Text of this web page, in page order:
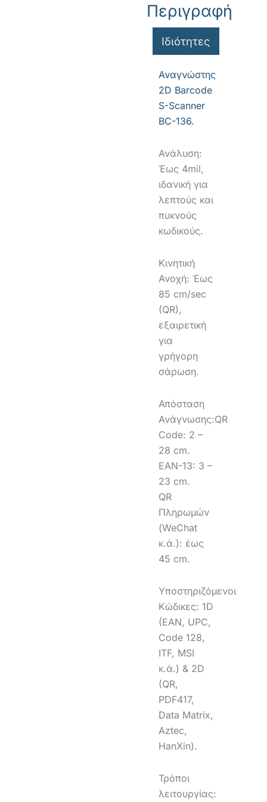
Περιγραφή
Ιδιότητες
Αναγνώστης
2D Barcode
S-Scanner
BC-136.
Ανάλυση:
Έως 4mil,
ιδανική για
λεπτούς και
πυκνούς
κωδικούς.
Κινητική
Ανοχή: Έως
85 cm/sec
(QR),
εξαιρετική
για
γρήγορη
σάρωση.
Απόσταση
Ανάγνωσης:QR
Code: 2 –
28 cm.
EAN-13: 3 –
23 cm.
QR
Πληρωμών
(WeChat
κ.ά.): έως
45 cm.
Υποστηριζόμενοι
Κώδικες: 1D
(EAN, UPC,
Code 128,
ITF, MSI
κ.ά.) & 2D
(QR,
PDF417,
Data Matrix,
Aztec,
HanXin).
Τρόποι
λειτουργίας: